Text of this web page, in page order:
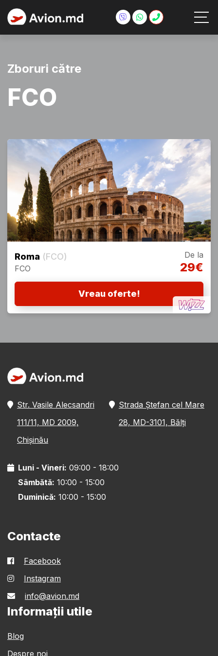
Zboruri către
FCO
Roma (FCO)
FCO
De la
29€
Vreau oferte!
Str. Vasile Alecsandri
111/11, MD 2009,
Chișinău
Strada Ștefan cel Mare
28, MD-3101, Bălți
Luni - Vineri: 09:00 - 18:00
Sâmbătă: 10:00 - 15:00
Duminică: 10:00 - 15:00
Contacte
Facebook
Instagram
info@avion.md
Informații utile
Blog
Despre noi